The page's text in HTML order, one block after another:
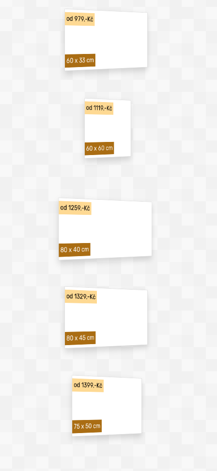
od 979,-Kč
60 x 33 cm
od 1119,-Kč
60 x 60 cm
od 1259,-Kč
80 x 40 cm
od 1329,-Kč
80 x 45 cm
od 1399,-Kč
75 x 50 cm